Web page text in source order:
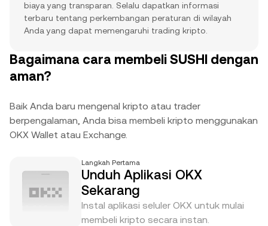
biaya yang transparan. Selalu dapatkan informasi
terbaru tentang perkembangan peraturan di wilayah
Anda yang dapat memengaruhi trading kripto.
Bagaimana cara membeli SUSHI dengan
aman?
Baik Anda baru mengenal kripto atau trader
berpengalaman, Anda bisa membeli kripto menggunakan
OKX Wallet atau Exchange.
Langkah Pertama
Unduh Aplikasi OKX
Sekarang
Instal aplikasi seluler OKX untuk mulai
membeli kripto secara instan.